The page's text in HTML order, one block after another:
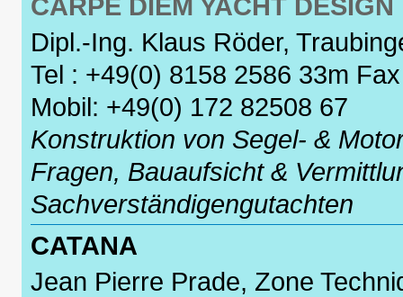
Dipl.-Ing. Klaus Röder,
Tel : +49(0) 8158 2586 33m
Mobil: +49(0) 172 82508 67
Konstruktion von Segel- &
Fragen, Bauaufsicht &
Sachverständigengutachten
CATANA
Jean Pierre Prade, Zone